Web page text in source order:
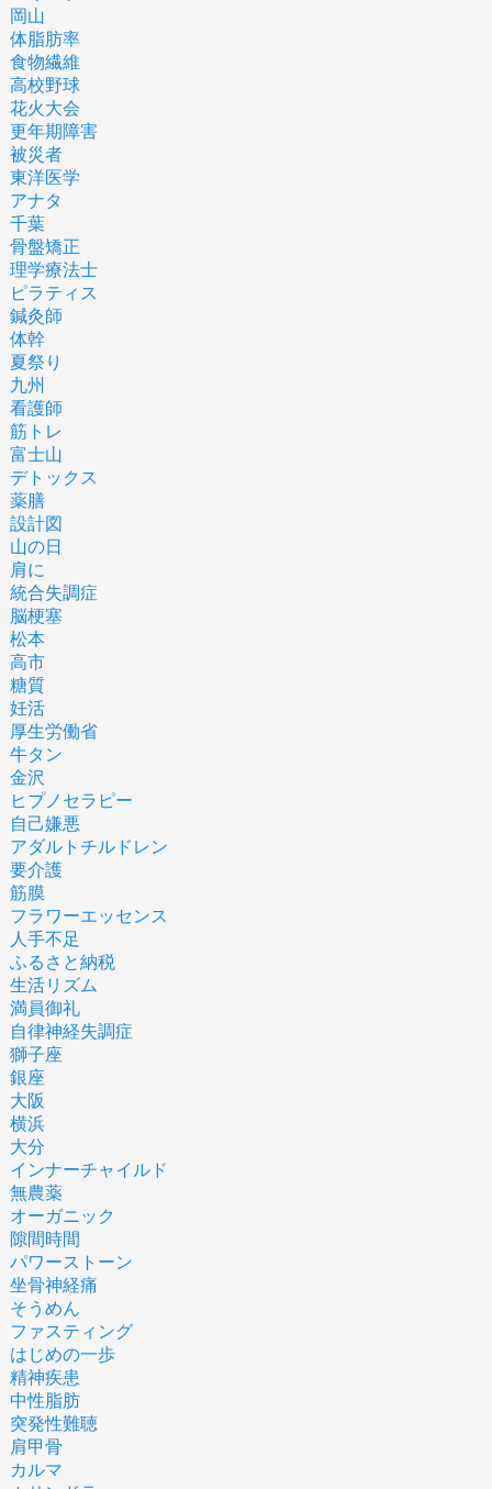
岡山
体脂肪率
食物繊維
高校野球
花火大会
更年期障害
被災者
東洋医学
アナタ
千葉
骨盤矯正
理学療法士
ピラティス
鍼灸師
体幹
夏祭り
九州
看護師
筋トレ
富士山
デトックス
薬膳
設計図
山の日
肩に
統合失調症
脳梗塞
松本
高市
糖質
妊活
厚生労働省
牛タン
金沢
ヒプノセラピー
自己嫌悪
アダルトチルドレン
要介護
筋膜
フラワーエッセンス
人手不足
ふるさと納税
生活リズム
満員御礼
自律神経失調症
獅子座
銀座
大阪
横浜
大分
インナーチャイルド
無農薬
オーガニック
隙間時間
パワーストーン
坐骨神経痛
そうめん
ファスティング
はじめの一歩
精神疾患
中性脂肪
突発性難聴
肩甲骨
カルマ